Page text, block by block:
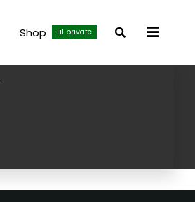
Shop Til private
Toggle